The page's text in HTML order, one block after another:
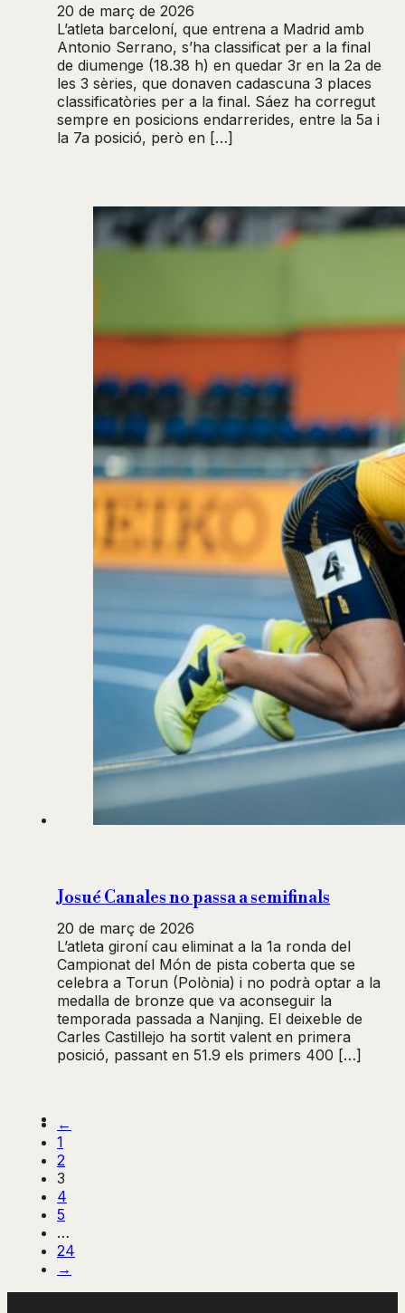
20 de març de 2026
L’atleta barceloní, que entrena a Madrid amb
Antonio Serrano, s’ha classificat per a la final
de diumenge (18.38 h) en quedar 3r en la 2a de
les 3 sèries, que donaven cadascuna 3 places
classificatòries per a la final. Sáez ha corregut
sempre en posicions endarrerides, entre la 5a i
la 7a posició, però en […]
Josué Canales no passa a semifinals
20 de març de 2026
L’atleta gironí cau eliminat a la 1a ronda del
Campionat del Món de pista coberta que se
celebra a Torun (Polònia) i no podrà optar a la
medalla de bronze que va aconseguir la
temporada passada a Nanjing. El deixeble de
Carles Castillejo ha sortit valent en primera
posició, passant en 51.9 els primers 400 […]
←
1
2
3
4
5
…
24
→